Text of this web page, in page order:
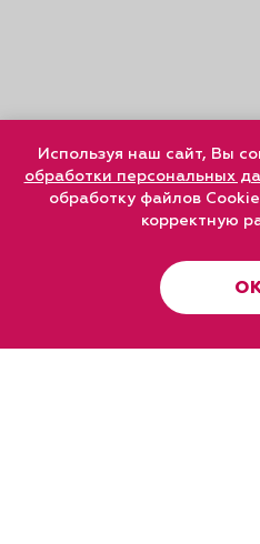
Используя наш сайт, Вы
обработки персональных
обработку файлов
корректную